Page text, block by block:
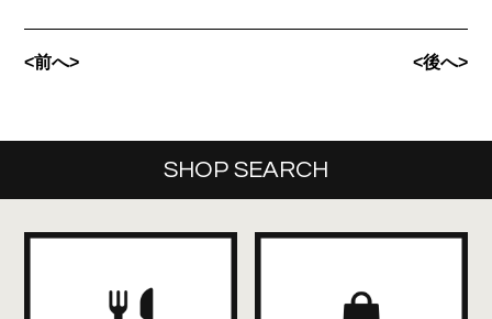
<前へ> <後へ>
SHOP SEARCH